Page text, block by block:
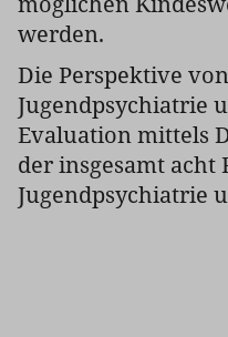
werden.
Die Perspektive
Jugendpsychiatrie
Evaluation mittels
der insgesamt
Jugendpsychiatrie